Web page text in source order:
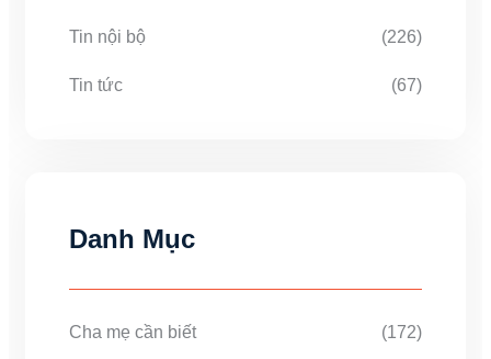
Tin nội bộ (226)
Tin tức (67)
Danh Mục
Cha mẹ cần biết (172)